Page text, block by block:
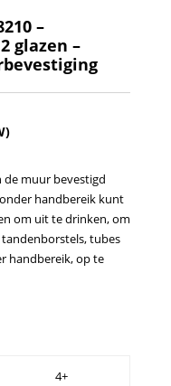
–
glazen –
de muur bevestigd
handbereik kunt
om uit te drinken, om
tubes
handbereik, op te
4+